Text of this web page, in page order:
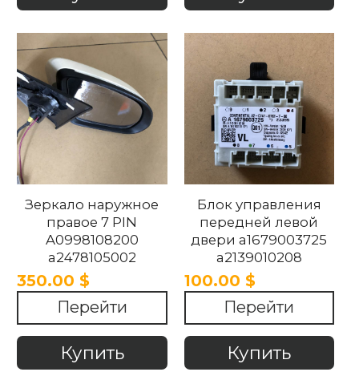
Зеркало наружное
правое 7 PIN
A0998108200
a2478105002
Mercedes b class
w247 W213 2015-2020
.
350.00 $
Перейти
Купить
Блок управления
передней левой
двери a1679003725
a2139010208
a1679022912
Mercedes-Benz w167/
w213 2018-2023
100.00 $
Перейти
Купить